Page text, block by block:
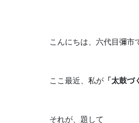
こんにちは、六代目彌市
ここ最近、私が 「太鼓づ
それが、題して